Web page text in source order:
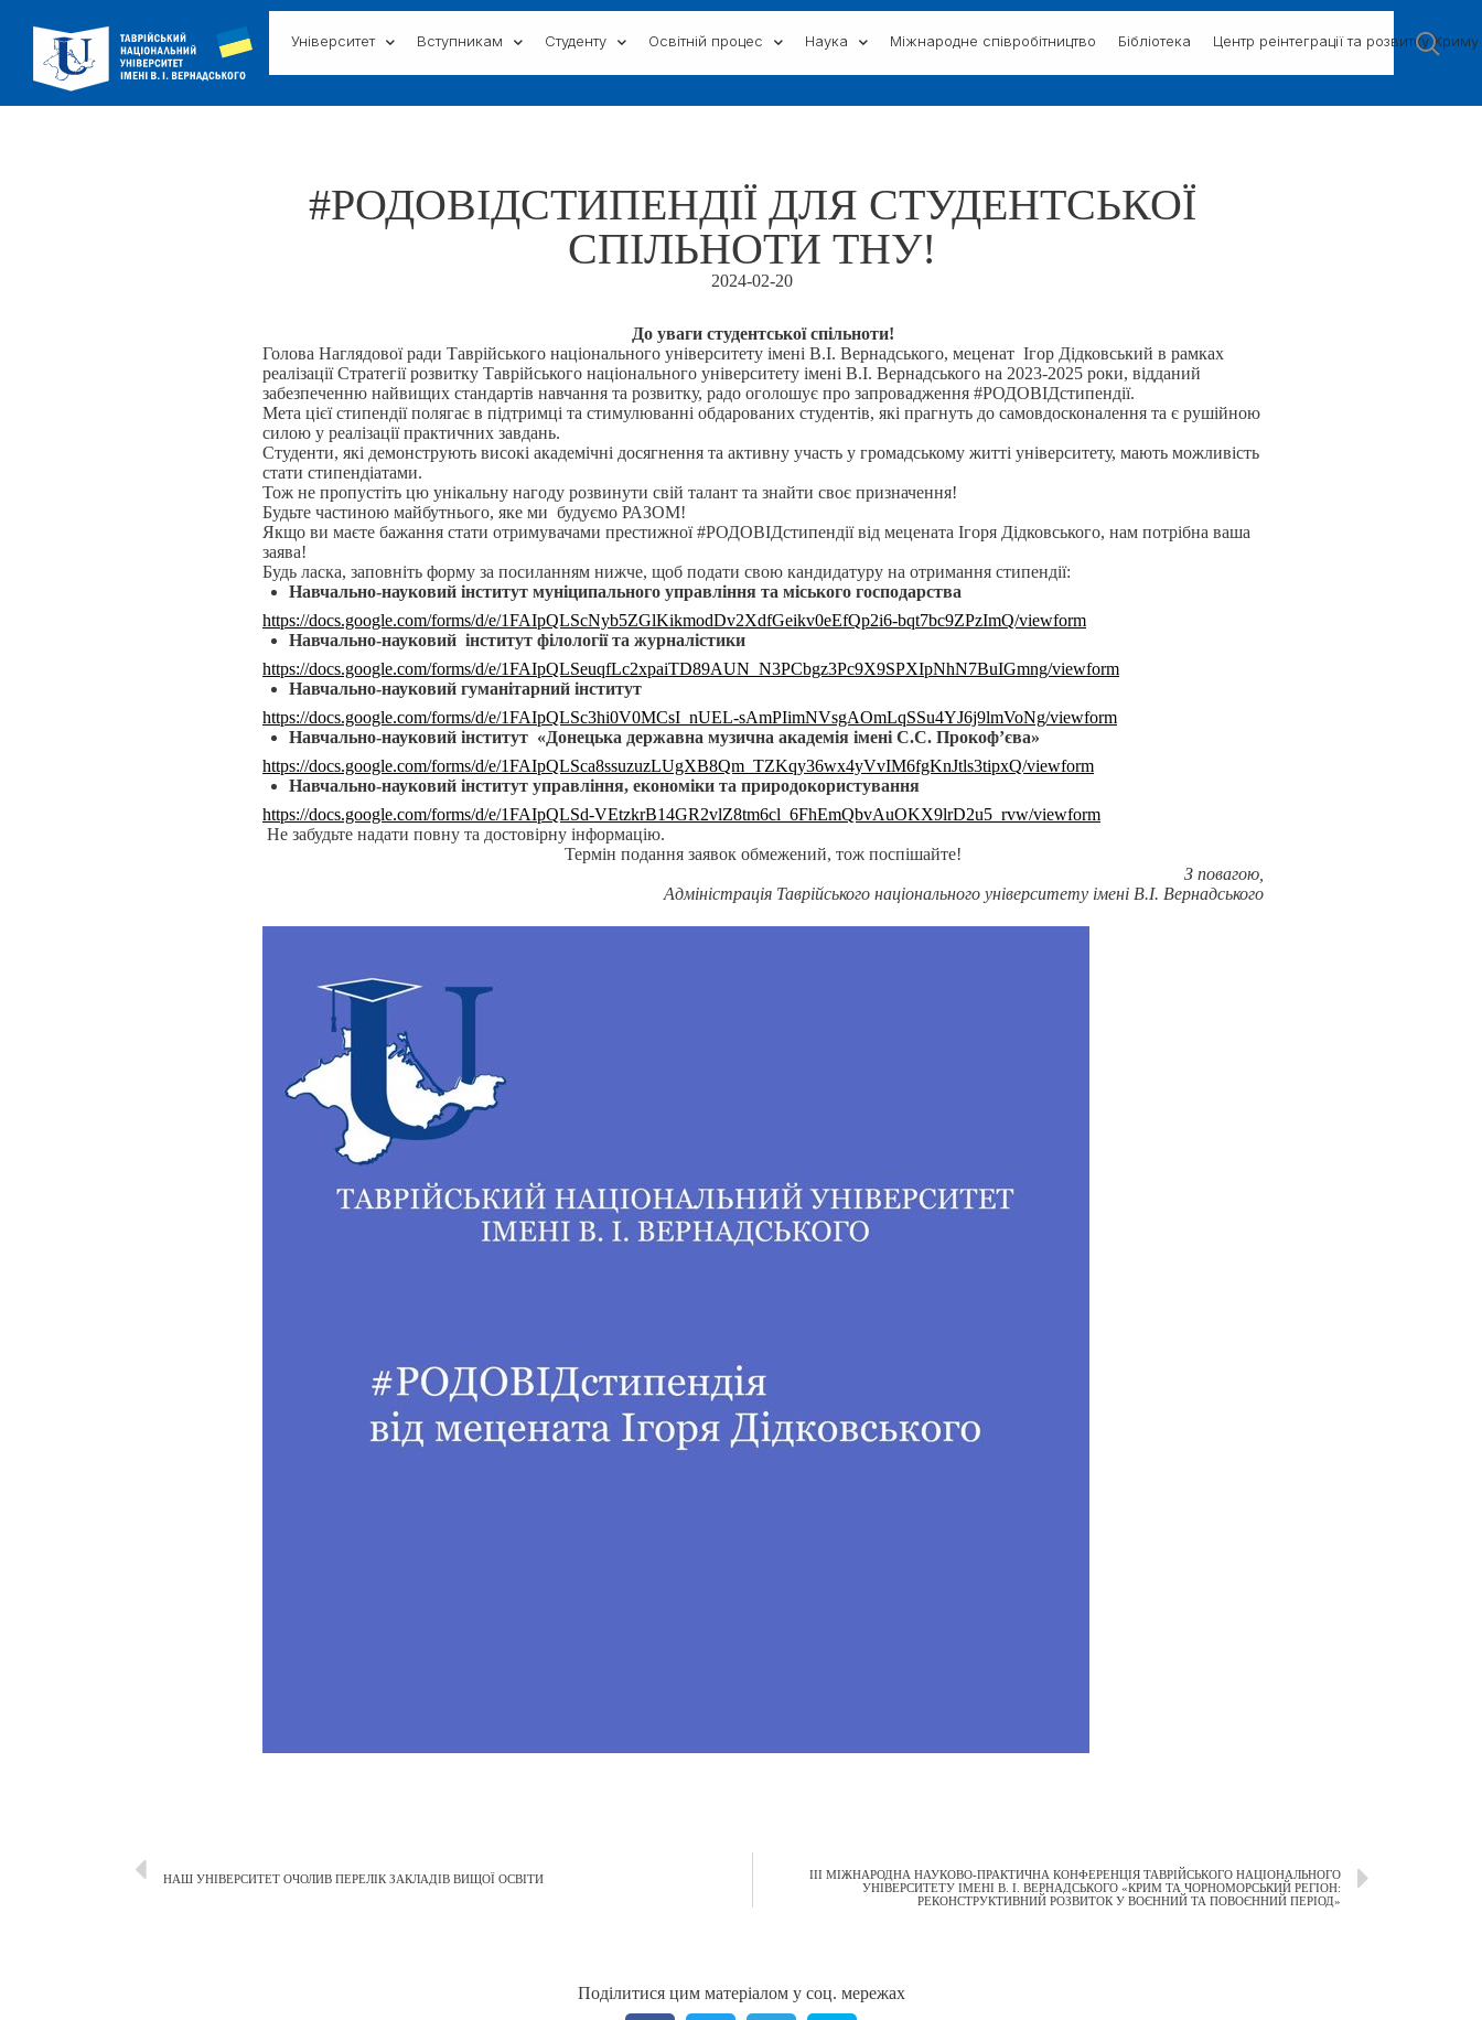
Університет Вступникам Студенту Освітній процес Наука Міжнародне співробітництво Бібліотека Центр реінтеграції та розвитку Криму
#РОДОВІДСТИПЕНДІЇ ДЛЯ СТУДЕНТСЬКОЇ
СПІЛЬНОТИ ТНУ!
2024-02-20
До уваги студентської спільноти!
Голова Наглядової ради Таврійського національного університету імені В.І. Вернадського, меценат Ігор Дідковський в рамках
реалізації Стратегії розвитку Таврійського національного університету імені В.І. Вернадського на 2023-2025 роки, відданий
забезпеченню найвищих стандартів навчання та розвитку, радо оголошує про запровадження #РОДОВІДстипендії.
Мета цієї стипендії полягає в підтримці та стимулюванні обдарованих студентів, які прагнуть до самовдосконалення та є рушійною
силою у реалізації практичних завдань.
Студенти, які демонструють високі академічні досягнення та активну участь у громадському житті університету, мають можливість
стати стипендіатами.
Тож не пропустіть цю унікальну нагоду розвинути свій талант та знайти своє призначення!
Будьте частиною майбутнього, яке ми будуємо РАЗОМ!
Якщо ви маєте бажання стати отримувачами престижної #РОДОВІДстипендії від мецената Ігоря Дідковського, нам потрібна ваша
заява!
Будь ласка, заповніть форму за посиланням нижче, щоб подати свою кандидатуру на отримання стипендії:
Навчально-науковий інститут муніципального управління та міського господарства
https://docs.google.com/forms/d/e/1FAIpQLScNyb5ZGlKikmodDv2XdfGeikv0eEfQp2i6-bqt7bc9ZPzImQ/viewform
Навчально-науковий інститут філології та журналістики
https://docs.google.com/forms/d/e/1FAIpQLSeuqfLc2xpaiTD89AUN_N3PCbgz3Pc9X9SPXIpNhN7BuIGmng/viewform
Навчально-науковий гуманітарний інститут
https://docs.google.com/forms/d/e/1FAIpQLSc3hi0V0MCsI_nUEL-sAmPIimNVsgAOmLqSSu4YJ6j9lmVoNg/viewform
Навчально-науковий інститут «Донецька державна музична академія імені С.С. Прокоф’єва»
https://docs.google.com/forms/d/e/1FAIpQLSca8ssuzuzLUgXB8Qm_TZKqy36wx4yVvIM6fgKnJtls3tipxQ/viewform
Навчально-науковий інститут управління, економіки та природокористування
https://docs.google.com/forms/d/e/1FAIpQLSd-VEtzkrB14GR2vlZ8tm6cl_6FhEmQbvAuOKX9lrD2u5_rvw/viewform
Не забудьте надати повну та достовірну інформацію.
Термін подання заявок обмежений, тож поспішайте!
З повагою,
Адміністрація Таврійського національного університету імені В.І. Вернадського
НАШ УНІВЕРСИТЕТ ОЧОЛИВ ПЕРЕЛІК ЗАКЛАДІВ ВИЩОЇ ОСВІТИ
ІІІ МІЖНАРОДНА НАУКОВО-ПРАКТИЧНА КОНФЕРЕНЦІЯ ТАВРІЙСЬКОГО НАЦІОНАЛЬНОГО
УНІВЕРСИТЕТУ ІМЕНІ В. І. ВЕРНАДСЬКОГО «КРИМ ТА ЧОРНОМОРСЬКИЙ РЕГІОН:
РЕКОНСТРУКТИВНИЙ РОЗВИТОК У ВОЄННИЙ ТА ПОВОЄННИЙ ПЕРІОД»
Поділитися цим матеріалом у соц. мережах